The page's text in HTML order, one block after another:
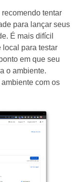
tentar
para lançar seus
É mais difícil
local para testar
em que seu
o ambiente.
com os